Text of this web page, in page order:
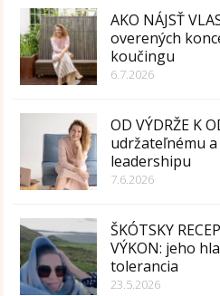
AKO NÁJSŤ
overených
koučingu
6.7.2026
OD VÝDRŽE K
udržateľnému
leadershipu
7.6.2026
ŠKÓTSKY
VÝKON: jeho
tolerancia
23.5.2026